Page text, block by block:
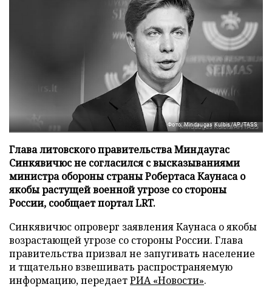
Фото: Mindaugas Kulbis/AP/TASS
Глава литовского правительства Миндаугас
Синкявичюс не согласился с высказываниями
министра обороны страны Робертаса Каунаса о
якобы растущей военной угрозе со стороны
России, сообщает портал LRT.
Синкявичюс опроверг заявления Каунаса о якобы
возрастающей угрозе со стороны России. Глава
правительства призвал не запугивать население
и тщательно взвешивать распространяемую
информацию, передаетРИА «Новости».